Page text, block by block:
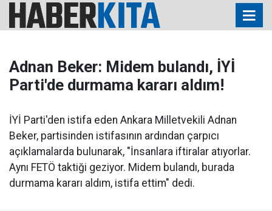
Adnan Beker: Midem bulandı, İYİ
Parti'de durmama kararı aldım!
İYİ Parti'den istifa eden Ankara Milletvekili Adnan
Beker, partisinden istifasının ardından çarpıcı
açıklamalarda bulunarak, "İnsanlara iftiralar atıyorlar.
Aynı FETÖ taktiği geziyor. Midem bulandı, burada
durmama kararı aldım, istifa ettim" dedi.